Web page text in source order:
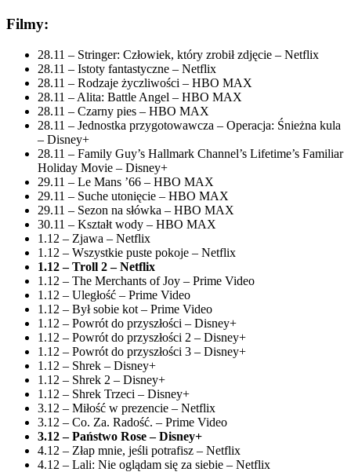
Filmy:
28.11 – Stringer: Człowiek, który zrobił zdjęcie – Netflix
28.11 – Istoty fantastyczne – Netflix
28.11 – Rodzaje życzliwości – HBO MAX
28.11 – Alita: Battle Angel – HBO MAX
28.11 – Czarny pies – HBO MAX
28.11 – Jednostka przygotowawcza – Operacja: Śnieżna kula
– Disney+
28.11 – Family Guy’s Hallmark Channel’s Lifetime’s Familiar
Holiday Movie – Disney+
29.11 – Le Mans ’66 – HBO MAX
29.11 – Suche utonięcie – HBO MAX
29.11 – Sezon na słówka – HBO MAX
30.11 – Kształt wody – HBO MAX
1.12 – Zjawa – Netflix
1.12 – Wszystkie puste pokoje – Netflix
1.12 – Troll 2 – Netflix
1.12 – The Merchants of Joy – Prime Video
1.12 – Uległość – Prime Video
1.12 – Był sobie kot – Prime Video
1.12 – Powrót do przyszłości – Disney+
1.12 – Powrót do przyszłości 2 – Disney+
1.12 – Powrót do przyszłości 3 – Disney+
1.12 – Shrek – Disney+
1.12 – Shrek 2 – Disney+
1.12 – Shrek Trzeci – Disney+
3.12 – Miłość w prezencie – Netflix
3.12 – Co. Za. Radość. – Prime Video
3.12 – Państwo Rose – Disney+
4.12 – Złap mnie, jeśli potrafisz – Netflix
4.12 – Lali: Nie oglądam się za siebie – Netflix